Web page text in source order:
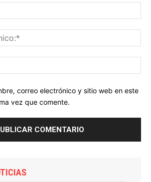
correo electrónico y sitio web en este
vez que comente.